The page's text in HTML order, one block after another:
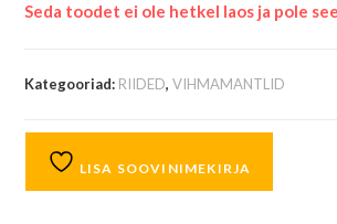
Seda toodet ei ole hetkel laos ja pole
Kategooriad: RIIDED,VIHMAMANTLID
LISA SOOVINIMEKIRJA